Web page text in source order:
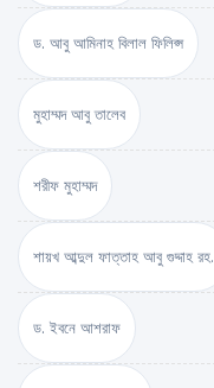
ড. আবু আমিনাহ বিলাল ফিলিপ্স
মুহাম্মদ আবু তালেব
শরীফ মুহাম্মদ
শায়খ আব্দুল ফাত্তাহ আবু গুদ্দাহ রহ.
ড. ইবনে আশরাফ